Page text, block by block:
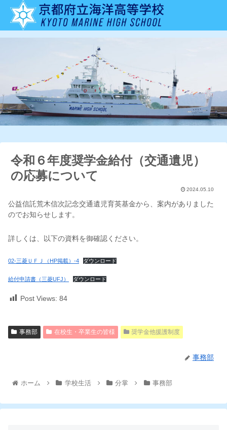
令和６年度奨学金給付（交通遺児）
の応募について
2024.05.10
公益信託荒木信次記念交通遺児育英基金から、案内がありました
のでお知らせします。
詳しくは、以下の資料を御確認ください。
02-三菱ＵＦＪ（HP掲載）-4 ダウンロード
給付申請書（三菱UFJ） ダウンロード
Post Views: 84
事務部 在校生・卒業生の皆様 奨学金他援護制度
事務部
ホーム 学校生活 分掌 事務部